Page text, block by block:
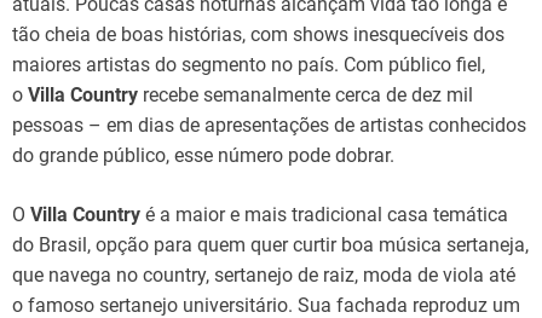
tão cheia de boas histórias, com shows inesquecíveis dos
maiores artistas do segmento no país. Com público fiel,
o Villa Country recebe semanalmente cerca de dez mil
pessoas – em dias de apresentações de artistas conhecidos
do grande público, esse número pode dobrar.
O Villa Country é a maior e mais tradicional casa temática
do Brasil, opção para quem quer curtir boa música sertaneja,
que navega no country, sertanejo de raiz, moda de viola até
o famoso sertanejo universitário. Sua fachada reproduz um